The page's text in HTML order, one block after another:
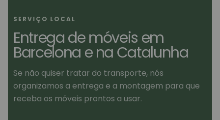
SERVIÇO LOCAL
Entrega de móveis em
Barcelona e na Catalunha
Se não quiser tratar do transporte, nós
organizamos a entrega e a montagem para que
receba os móveis prontos a usar.